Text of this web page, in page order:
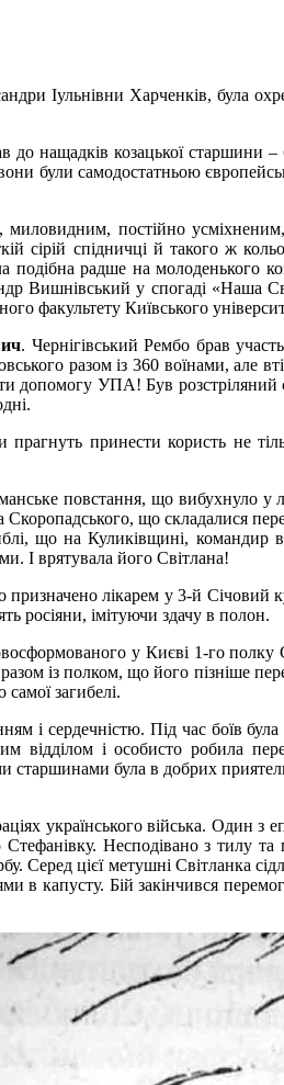
Іульнівни Харченків, була
до нащадків козацької
були самодостатньою
миловидним, постійно
сірій спідничці й такого ж
радше на молоденького
Вишнівський у спогаді «Наша
факультету Київського
. Чернігівський Рембо брав
разом із 360 воїнами, але
допомогу УПА! Був розстріляний
прагнуть принести користь не
повстання, що вибухнуло у
що складалися
що на Куликівщині, командир
І врятувала його Світлана!
лікарем у 3-й Січовий
росіяни, імітуючи здачу в полон.
у Києві 1-го полку
із полком, що його пізніше
загибелі.
і сердечністю. Під час боїв
відділом і особисто робила
була в добрих
українського війська. Один з
Несподівано з тилу
Серед цієї метушні Світланка
в капусту. Бій закінчився